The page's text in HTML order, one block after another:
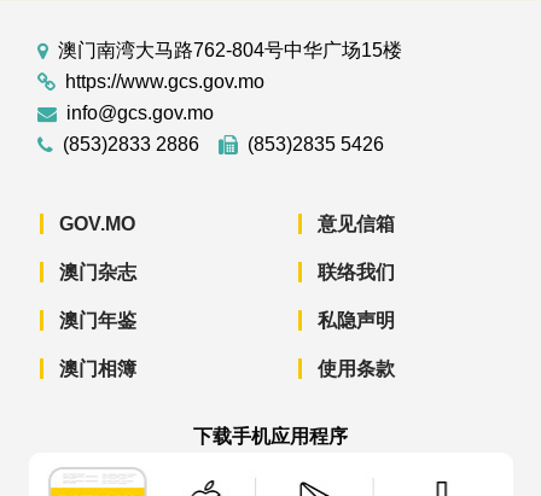
澳门南湾大马路762-804号中华广场15楼
https://www.gcs.gov.mo
info@gcs.gov.mo
(853)2833 2886
(853)2835 5426
GOV.MO
澳门杂志
澳门年鉴
澳门相簿
意见信箱
联络我们
私隐声明
使用条款
下载手机应用程序